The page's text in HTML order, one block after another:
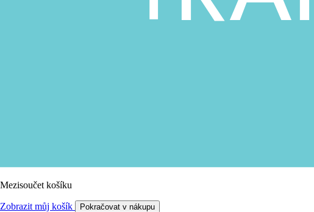
Mezisoučet košíku
Zobrazit můj košík Pokračovat v nákupu